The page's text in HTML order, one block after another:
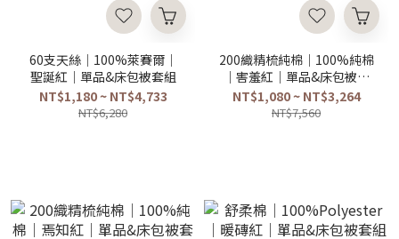
60支天絲｜100%萊賽爾｜
聖誕紅｜單品&床包被套組
NT$1,180 ~ NT$4,733
NT$6,280
200織精梳純棉｜100%純棉
｜害羞紅｜單品&床包被套
組
NT$1,080 ~ NT$3,264
NT$7,560